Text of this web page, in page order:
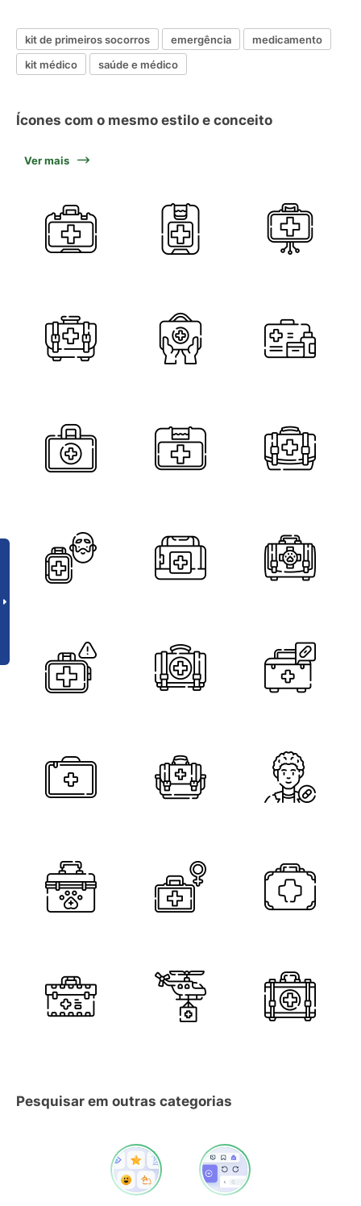
kit de primeiros socorros emergência
medicamento
kit médico
saúde e médico
Ícones com o mesmo estilo e conceito
Ver mais
Pesquisar em outras categorias